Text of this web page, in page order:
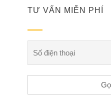
TƯ VẤN MIỄN PHÍ